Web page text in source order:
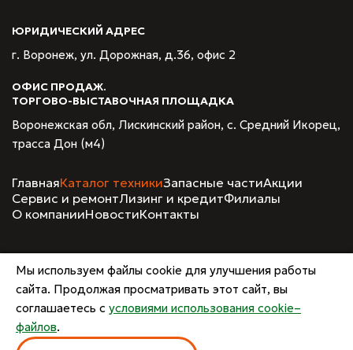
ЮРИДИЧЕСКИЙ АДРЕС
г. Воронеж, ул. Дорожная, д.36, офис 2
ОФИС ПРОДАЖ.
ТОРГОВО-ВЫСТАВОЧНАЯ ПЛОЩАДКА
Воронежская обл, Лискинский район, с. Средний Икорец,
трасса Дон (м4)
ГлавнаяКаталог техникиЗапасные частиАкции
Сервис и ремонтЛизинг и кредитФилиалы
О компанииНовостиКонтакты
Copyright © ООО Квалитет, 2026
Создание и продвижение сайтов Team-B
Правила использования сайта
Политика в отношении обработки персональных данных
Мы используем файлы cookie для улучшения работы
сайта. Продолжая просматривать этот сайт, вы
соглашаетесь с условиями использования cookie–
файлов.